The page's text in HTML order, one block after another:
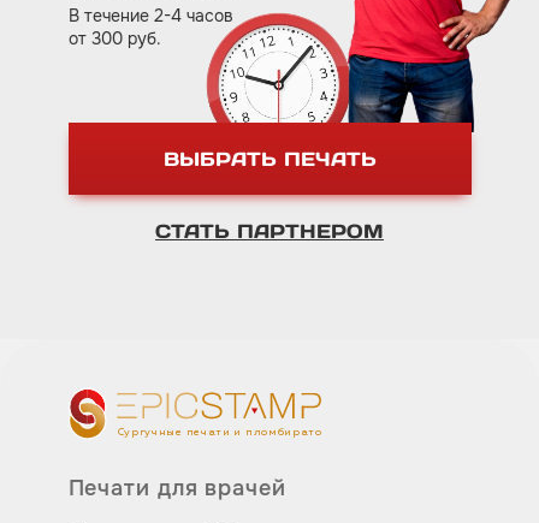
В течение 2-4 часов
от 300 руб.
ВЫБРАТЬ ПЕЧАТЬ
СТАТЬ ПАРТНЕРОМ
Сургучные печати и пломбираторы
Печати для врачей